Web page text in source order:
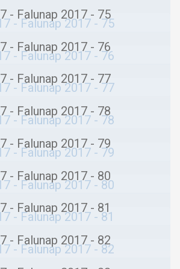
- Falunap 2017 - 75
- Falunap 2017 - 76
- Falunap 2017 - 77
- Falunap 2017 - 78
- Falunap 2017 - 79
- Falunap 2017 - 80
- Falunap 2017 - 81
- Falunap 2017 - 82